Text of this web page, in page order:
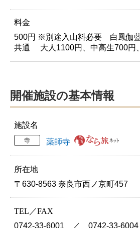
料金
500円 ※別途入山料必要 白鳳伽
共通 大人1100円、中高生700円
開催施設の基本情報
施設名
寺 薬師寺
所在地
〒630-8563 奈良市西ノ京町457
TEL／FAX
0742-33-6001 ／ 0742-33-6004